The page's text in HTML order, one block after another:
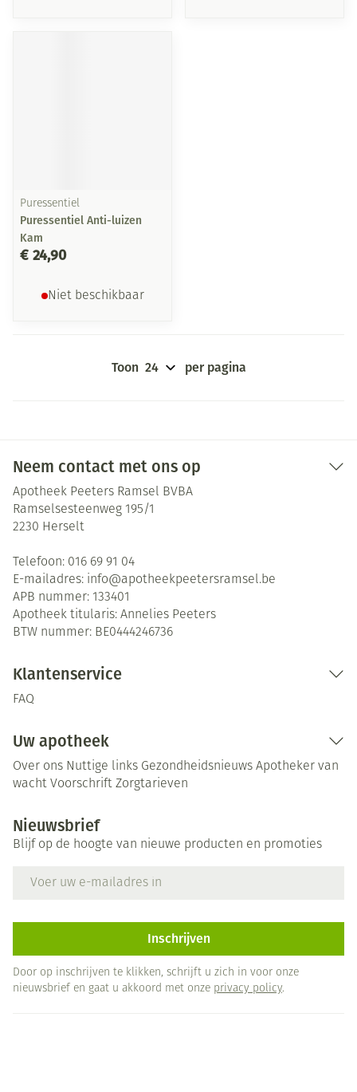
Puressentiel
Puressentiel Anti-luizen
Kam
€ 24,90
Niet beschikbaar
Toon per pagina
Neem contact met ons op
Apotheek Peeters Ramsel BVBA
Ramselsesteenweg 195/1
2230 Herselt
Telefoon: 016 69 91 04
E-mailadres: info@apotheekpeetersramsel.be
APB nummer: 133401
Apotheek titularis: Annelies Peeters
BTW nummer: BE0444246736
Klantenservice
FAQ
Uw apotheek
Over ons Nuttige links Gezondheidsnieuws Apotheker van
wacht Voorschrift Zorgtarieven
Nieuwsbrief
Blijf op de hoogte van nieuwe producten en promoties
Inschrijven
Door op inschrijven te klikken, schrijft u zich in voor onze
nieuwsbrief en gaat u akkoord met onze privacy policy.